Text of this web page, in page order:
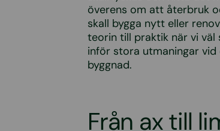
överens om att återbruk
skall bygga nytt eller
teorin till praktik när vi väl
inför stora utmaningar vid
byggnad.
Från ax till